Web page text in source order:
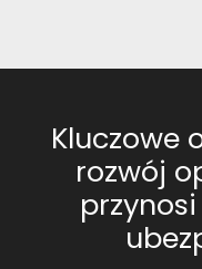
Kluczowe
rozwój